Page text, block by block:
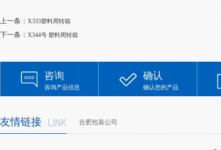
上一条： X333塑料周转箱
下一条： X344号 塑料周转箱
咨询
咨询产品信息
确认
确认您的产品
友情链接 合肥包装公司